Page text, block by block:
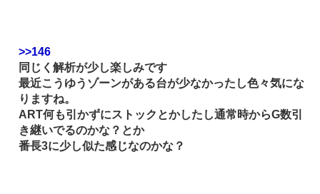
>>146
同じく解析が少し楽しみです
最近こうゆうゾーンがある台が少なかったし色々気にな
りますね。
ART何も引かずにストックとかしたし通常時からG数引
き継いでるのかな？とか
番長3に少し似た感じなのかな？